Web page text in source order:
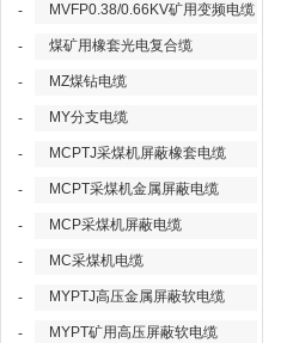
- MVFP0.38/0.66KV矿用变频电缆
- 煤矿用橡套光电复合缆
- MZ煤钻电缆
- MY分支电缆
- MCPTJ采煤机屏蔽橡套电缆
- MCPT采煤机金属屏蔽电缆
- MCP采煤机屏蔽电缆
- MC采煤机电缆
- MYPTJ高压金属屏蔽软电缆
- MYPT矿用高压屏蔽软电缆